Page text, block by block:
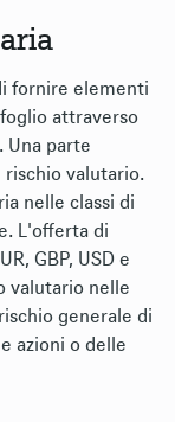
fornire elementi
attraverso
Una parte
valutario.
nelle classi di
L'offerta di
GBP, USD e
valutario nelle
generale di
azioni o delle